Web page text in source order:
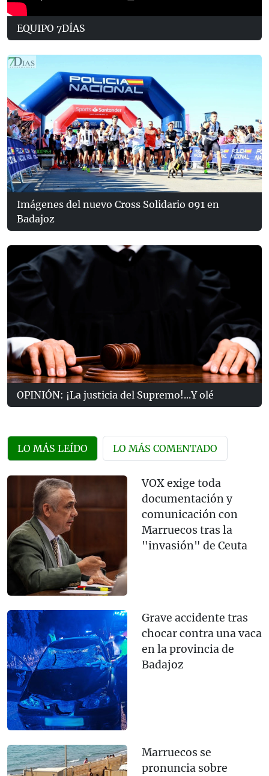
EQUIPO 7DÍAS
Imágenes del nuevo Cross Solidario 091 en
Badajoz
OPINIÓN: ¡La justicia del Supremo!...Y olé
LO MÁS LEÍDO LO MÁS COMENTADO
VOX exige toda
documentación y
comunicación con
Marruecos tras la
"invasión" de Ceuta
Grave accidente tras
chocar contra una vaca
en la provincia de
Badajoz
Marruecos se
pronuncia sobre